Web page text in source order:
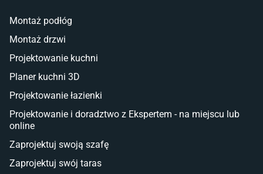
Taras i balkon
Sztuczna trawa miękka
Koce i pledy
Płytki na balkon
Lampy stojące LED
Płytki
Płytki Cersanit
Montaż podłóg
Montaż drzwi
Projektowanie kuchni
Planer kuchni 3D
Projektowanie łazienki
Projektowanie i doradztwo z Ekspertem - na miejscu lub
online
Zaprojektuj swoją szafę
Zaprojektuj swój taras